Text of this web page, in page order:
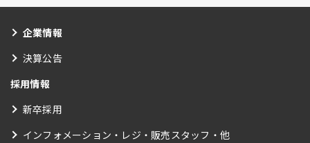
企業情報
決算公告
採用情報
新卒採用
インフォメーション・レジ・販売スタッフ・他